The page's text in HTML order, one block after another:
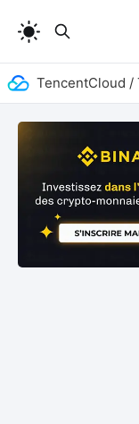
TencentCloud /